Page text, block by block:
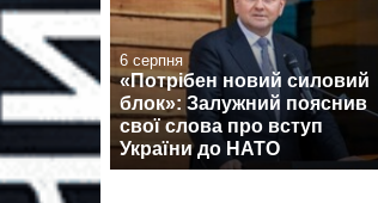
6 серпня
«Потрібен новий силовий
блок»: Залужний пояснив
свої слова про вступ
України до НАТО